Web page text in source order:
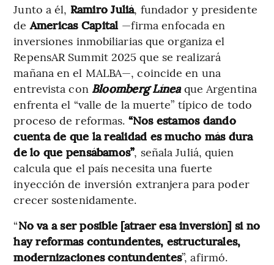
Junto a él, Ramiro Juliá, fundador y presidente
deAmericas Capital —firma enfocada en
inversiones inmobiliarias que organiza el
RepensAR Summit 2025 que se realizará
mañana en el MALBA—, coincide en una
entrevista con Bloomberg Líneaque Argentina
enfrenta el “valle de la muerte” típico de todo
proceso de reformas. “Nos estamos dando
cuenta de que la realidad es mucho más dura
de lo que pensábamos”, señala Juliá, quien
calcula que el país necesita una fuerte
inyección de inversión extranjera para poder
crecer sostenidamente.
“No va a ser posible [atraer esa inversión] si no
hay reformas contundentes, estructurales,
modernizaciones contundentes”, afirmó.